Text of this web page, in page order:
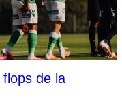
de la